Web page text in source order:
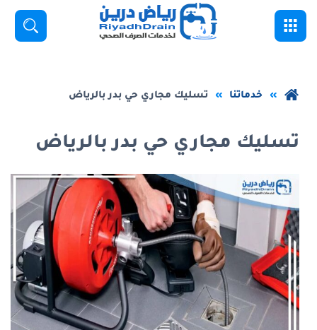
تخطي
الصفحة
الرئيسية
خدماتنا تسليك مجاري حي بدر بالرياض
تسليك مجاري حي بدر بالرياض